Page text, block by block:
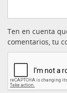
Ten en cuenta
comentarios, tu